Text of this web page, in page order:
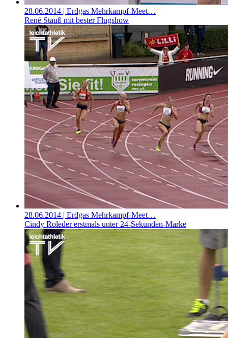
28.06.2014 | Erdgas Mehrkampf-Meet…
René Stauß mit bester Flugshow
28.06.2014 | Erdgas Mehrkampf-Meet…
Cindy Roleder erstmals unter 24-Sekunden-Marke